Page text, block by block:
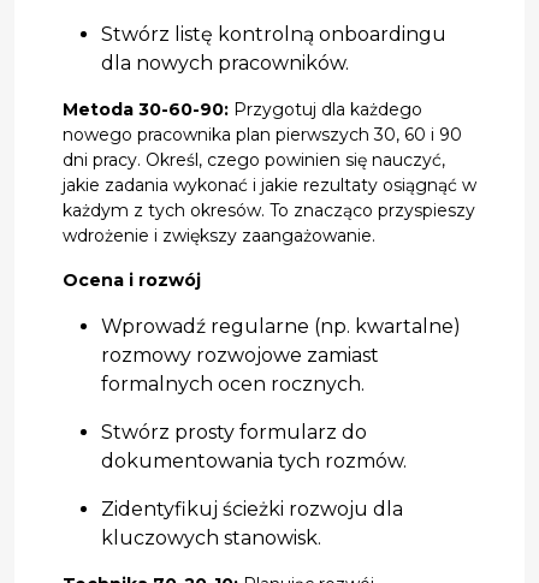
Stwórz listę kontrolną onboardingu
dla nowych pracowników.
Metoda 30-60-90: Przygotuj dla każdego
nowego pracownika plan pierwszych 30, 60 i 90
dni pracy. Określ, czego powinien się nauczyć,
jakie zadania wykonać i jakie rezultaty osiągnąć w
każdym z tych okresów. To znacząco przyspieszy
wdrożenie i zwiększy zaangażowanie.
Ocena i rozwój
Wprowadź regularne (np. kwartalne)
rozmowy rozwojowe zamiast
formalnych ocen rocznych.
Stwórz prosty formularz do
dokumentowania tych rozmów.
Zidentyfikuj ścieżki rozwoju dla
kluczowych stanowisk.